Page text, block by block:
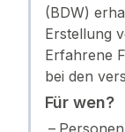
(BDW)
Erstellung
Erfahrene
bei den
Für wen?